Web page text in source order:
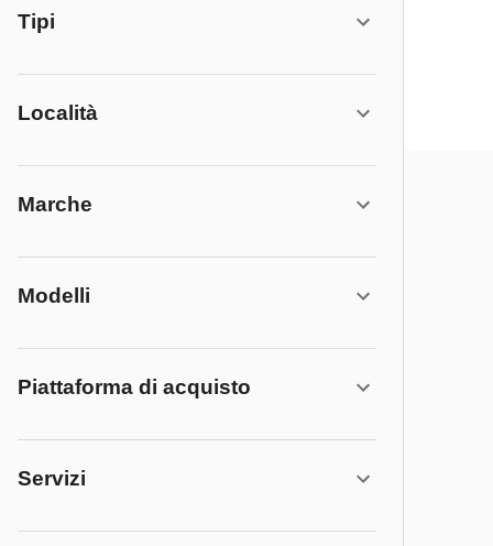
Tipi
Località
Marche
Modelli
Piattaforma di acquisto
Servizi